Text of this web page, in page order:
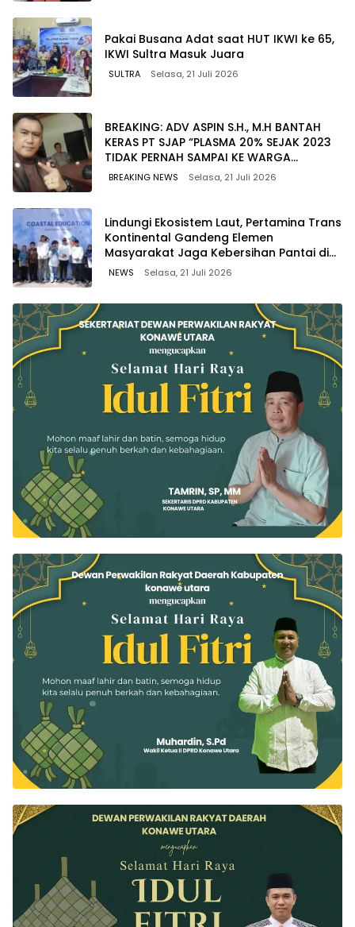
Pakai Busana Adat saat HUT IKWI ke 65,
IKWI Sultra Masuk Juara
SULTRA Selasa, 21 Juli 2026
BREAKING: ADV ASPIN S.H., M.H BANTAH
KERAS PT SJAP “PLASMA 20% SEJAK 2023
TIDAK PERNAH SAMPAI KE WARGA
WAWOONE!
BREAKING NEWS Selasa, 21 Juli 2026
Lindungi Ekosistem Laut, Pertamina Trans
Kontinental Gandeng Elemen
Masyarakat Jaga Kebersihan Pantai di
Bitung, Sulawesi
NEWS Selasa, 21 Juli 2026